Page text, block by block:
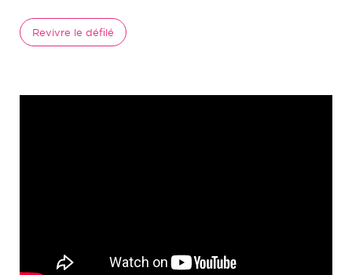
Revivre le défilé